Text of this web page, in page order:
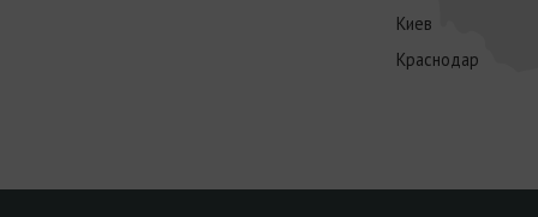
Киев
Краснодар